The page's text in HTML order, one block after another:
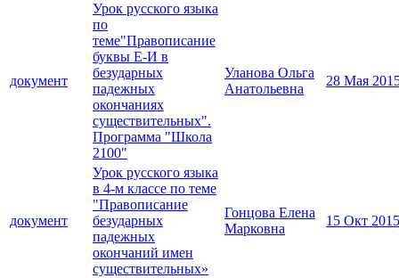
документ
Урок русского языка
по
теме"Правописание
буквы Е-И в
безударных
падежных
окончаниях
существительных".
Программа "Школа
2100"
Уланова Ольга
Анатольевна
28 Мая
документ
Урок русского языка
в 4-м классе по теме
"Правописание
безударных
падежных
окончаний имен
существительных»
Гонцова Елена
Марковна
15 Окт 2015